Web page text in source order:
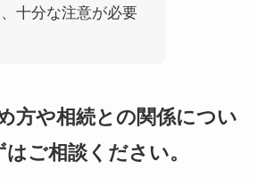
十分な注意が必要
方や相続との関係につい
ご相談ください。